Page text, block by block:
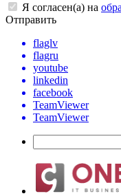
Я согласен(а) на
Отправить
flaglv
flagru
youtube
linkedin
facebook
TeamViewer
TeamViewer